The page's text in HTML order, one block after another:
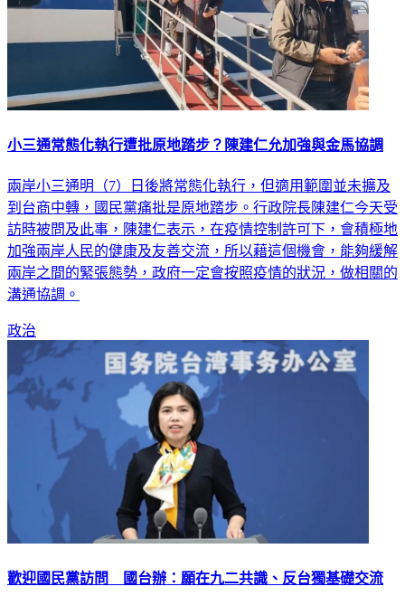
小三通常態化執行遭批原地踏步？陳建仁允加強與金馬協調
兩岸小三通明（7）日後將常態化執行，但適用範圍並未擴及
到台商中轉，國民黨痛批是原地踏步。行政院長陳建仁今天受
訪時被問及此事，陳建仁表示，在疫情控制許可下，會積極地
加強兩岸人民的健康及友善交流，所以藉這個機會，能夠緩解
兩岸之間的緊張態勢，政府一定會按照疫情的狀況，做相關的
溝通協調。
政治
歡迎國民黨訪問 國台辦：願在九二共識、反台獨基礎交流